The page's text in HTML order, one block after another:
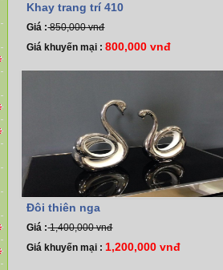
Khay trang trí 410
Giá :850,000 vnđ
Giá khuyến mại : 800,000 vnđ
Đôi thiên nga
Giá :1,400,000 vnđ
Giá khuyến mại : 1,200,000 vnđ